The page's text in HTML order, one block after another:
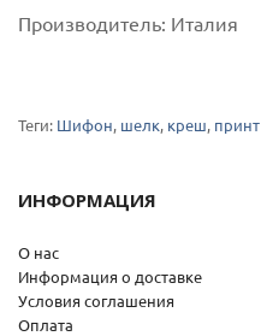
Производитель: Италия
Теги: Шифон, шелк, креш, принт
ИНФОРМАЦИЯ
О нас
Информация о доставке
Условия соглашения
Оплата